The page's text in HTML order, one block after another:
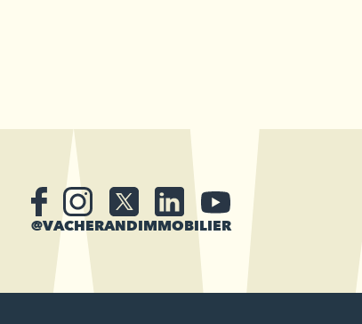
@VACHERANDIMMOBILIER